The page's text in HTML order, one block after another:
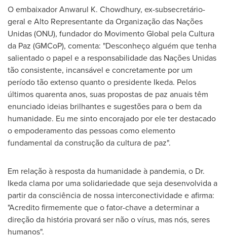
O embaixadorAnwarul K. Chowdhury, ex-subsecretário-
geral e Alto Representante da Organização das Nações
Unidas (ONU), fundador do Movimento Global pela Cultura
da Paz (GMCoP), comenta: "Desconheço alguém que tenha
salientado o papel e a responsabilidade das Nações Unidas
tão consistente, incansável e concretamente por um
período tão extenso quanto o presidente Ikeda. Pelos
últimos quarenta anos, suas propostas de paz anuais têm
enunciado ideias brilhantes e sugestões para o bem da
humanidade. Eu me sinto encorajado por ele ter destacado
o empoderamento das pessoas como elemento
fundamental da construção da cultura de paz".
Em relação à resposta da humanidade à pandemia, o Dr.
Ikeda clama por uma solidariedade que seja desenvolvida a
partir da consciência de nossa interconectividade e afirma:
"Acredito firmemente que o fator-chave a determinar a
direção da história provará ser não o vírus, mas nós, seres
humanos".